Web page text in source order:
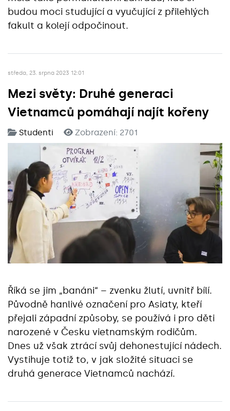
budou moci studující a vyučující z přilehlých
fakult a kolejí odpočinout.
středa, 23. srpna 2023 12:01
Mezi světy: Druhé generaci
Vietnamců pomáhají najít kořeny
Studenti Zobrazení: 2701
Říká se jim „banáni“ – zvenku žlutí, uvnitř bílí.
Původně hanlivé označení pro Asiaty, kteří
přejali západní způsoby, se používá i pro děti
narozené v Česku vietnamským rodičům.
Dnes už však ztrácí svůj dehonestující nádech.
Vystihuje totiž to, v jak složité situaci se
druhá generace Vietnamců nachází.